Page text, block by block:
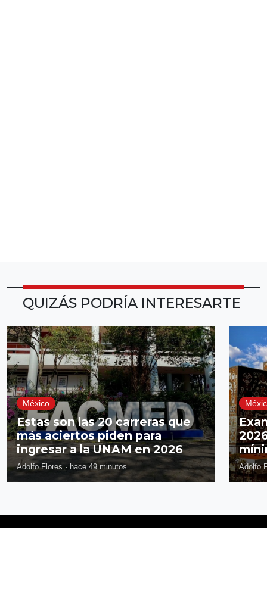
QUIZÁS PODRÍA INTERESARTE
México
Estas son las 20 carreras que
más aciertos piden para
ingresar a la UNAM en 2026
Adolfo Flores · hace 49 minutos Adolfo